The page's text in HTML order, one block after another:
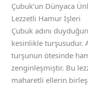
Çubuk’un Dünyaca
Lezzetli Hamur İşleri
Çubuk adını
kesinlikle turşusudur.
turşunun ötesinde
zenginleşmiştir. Bu
maharetli ellerin